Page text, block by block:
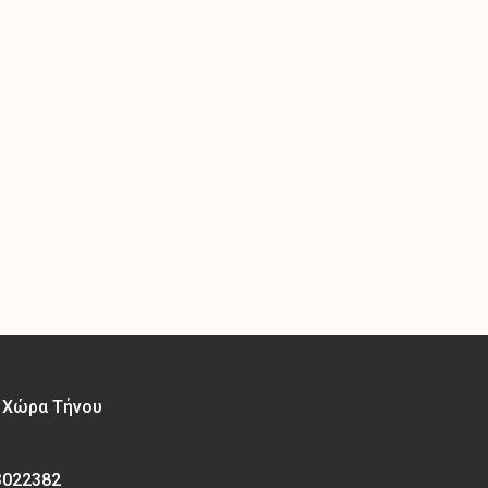
Τήνου